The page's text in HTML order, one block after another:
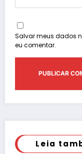
Salvar meus dados
eu comentar.
Leia